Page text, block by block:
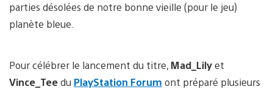
parties désolées de notre bonne vieille (pour le jeu)
planète bleue.
Pour célébrer le lancement du titre, Mad_Lilyet
Vince_Teedu PlayStation Forum ont préparé plusieurs